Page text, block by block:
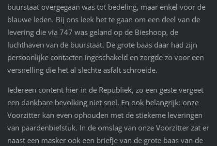
buurstaat overgegaan was tot bedeling, maar enkel voor de
blauwe leden. Bij ons leek het te gaan om een deel van de
levering die via 747 was geland op de Bieshoop, de
luchthaven van de buurstaat. De grote baas daar had zijn
persoonlijke contacten ingeschakeld en zorgde zo voor een
versnelling die het al slechte asfalt schroeide.
Iedereen content hier in de Republiek, zo een geste vergeet
een dankbare bevolking niet snel. En ook belangrijk: onze
Voorzitter kan even ophouden met de stiekeme leveringen
van paardenbiefstuk. In de omslag van onze Voorzitter zat er
naast een masker ook een briefje van de grote baas van de